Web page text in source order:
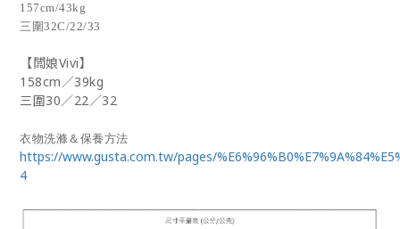
157cm/43kg
三圍32C/22/33
【闆娘Vivi】
158cm／39kg
三圍30／22／32
衣物洗滌＆保養方法
https://www.gusta.com.tw/pages/
4